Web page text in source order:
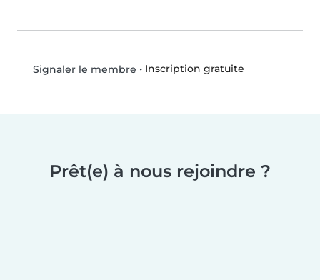
Signaler le membre • Inscription gratuite
Prêt(e) à nous rejoindre ?